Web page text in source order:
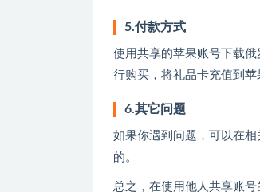
5.付款方式
使用共享的苹果账号下载
行购买，将礼品卡充值到苹
6.其它问题
如果你遇到问题，可以在
的。
总之，在使用他人共享账